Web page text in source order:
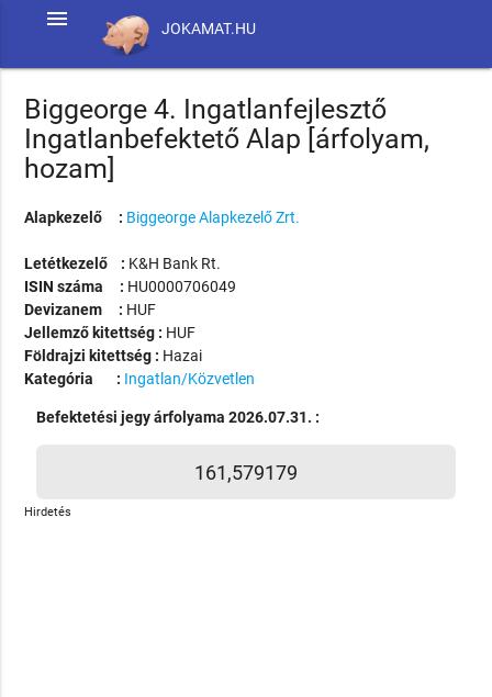
JOKAMAT.HU
menu
Biggeorge 4. Ingatlanfejlesztő
Ingatlanbefektető Alap [árfolyam,
hozam]
Alapkezelő : Biggeorge Alapkezelő Zrt.
Letétkezelő : K&H Bank Rt.
ISIN száma : HU0000706049
Devizanem : HUF
Jellemző kitettség : HUF
Földrajzi kitettség : Hazai
Kategória : Ingatlan/Közvetlen
Befektetési jegy árfolyama 2026.07.31. :
161,579179
Hirdetés